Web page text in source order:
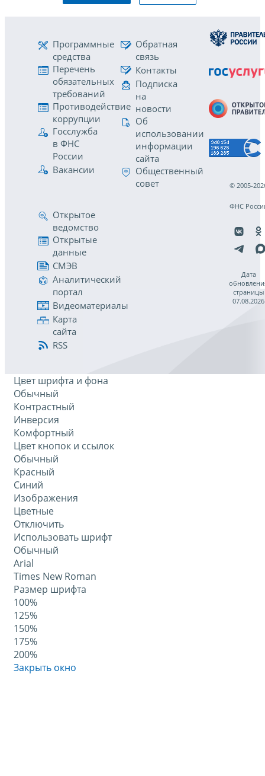
Программные
средства
Перечень
обязательных
требований
Противодействие
коррупции
Госслужба
в ФНС
России
Вакансии
Обратная
связь
Контакты
Подписка
на
новости
Об
использовании
информации
сайта
Общественный
совет
Открытое
ведомство
Открытые
данные
СМЭВ
Аналитический
портал
Видеоматериалы
Карта
сайта
RSS
© 2005-
ФНС
Дата
страницы
07.08.2026
Цвет шрифта и фона
Обычный
Контрастный
Инверсия
Комфортный
Цвет кнопок и ссылок
Обычный
Красный
Синий
Изображения
Цветные
Отключить
Использовать шрифт
Обычный
Arial
Times New Roman
Размер шрифта
100%
125%
150%
175%
200%
Закрыть окно